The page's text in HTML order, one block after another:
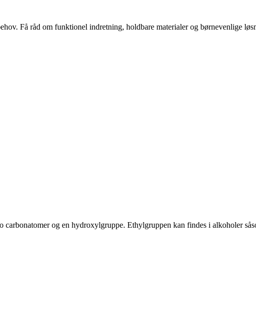
Få råd om funktionel indretning, holdbare materialer og børnevenlige
og en hydroxylgruppe. Ethylgruppen kan findes i alkoholer